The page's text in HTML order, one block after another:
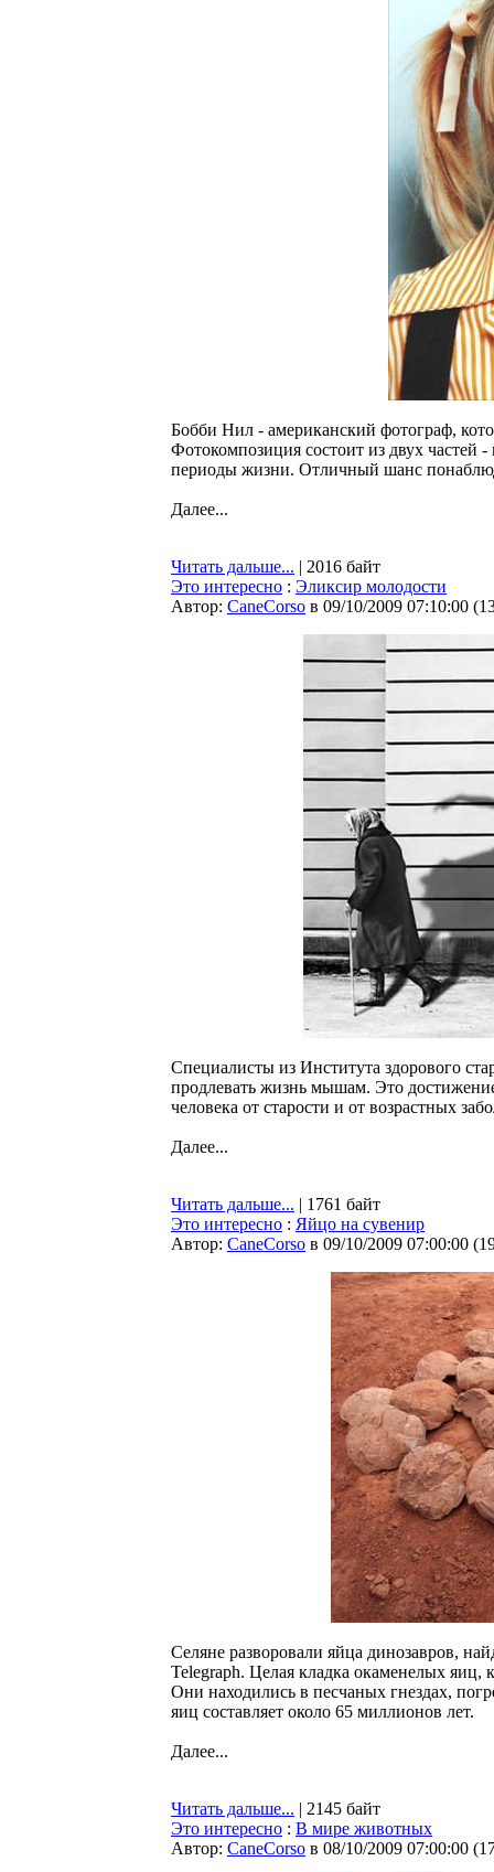
Бобби Нил - американский фотограф,
Фотокомпозиция состоит из двух частей
периоды жизни. Отличный шанс
Далее...
Читать дальше... | 2016 байт
Это интересно : Эликсир молодости
Автор: CaneCorso в 09/10/2009 07:10:00 (
Специалисты из Института здорового
продлевать жизнь мышам. Это
человека от старости и от возрастных
Далее...
Читать дальше... | 1761 байт
Это интересно : Яйцо на сувенир
Автор: CaneCorso в 09/10/2009 07:00:00 (
Селяне разворовали яйца динозавров,
Telegraph. Целая кладка окаменелых
Они находились в песчаных гнездах,
яиц составляет около 65 миллионов лет.
Далее...
Читать дальше... | 2145 байт
Это интересно : В мире животных
Автор: CaneCorso в 08/10/2009 07:00:00 (